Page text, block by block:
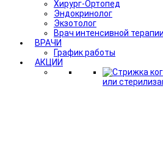
Хирург-Ортопед
Эндокринолог
Экзотолог
Врач интенсивной терапии
ВРАЧИ
График работы
АКЦИИ